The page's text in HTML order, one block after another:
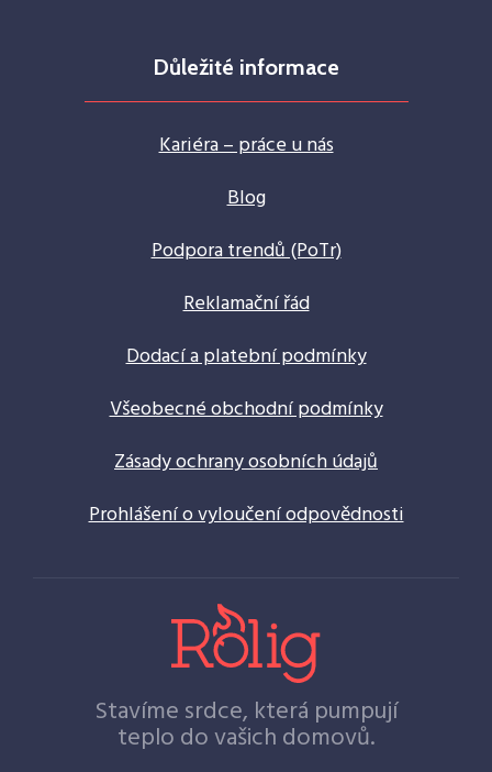
Důležité informace
Kariéra – práce u nás
Blog
Podpora trendů (PoTr)
Reklamační řád
Dodací a platební podmínky
Všeobecné obchodní podmínky
Zásady ochrany osobních údajů
Prohlášení o vyloučení odpovědnosti
Stavíme srdce, která pumpují
teplo do vašich domovů.